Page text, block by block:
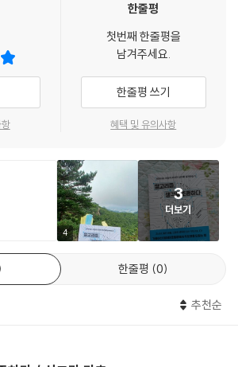
민법을 지지하도록 유도할 수 있다.
어디까지 조종할 수 있을까?」중에서
우리 자신의 반향실에 가둘 수 있다는 점에서 위
세상을 알아가는 방식을 바꿔놓는 진정한 게임
사상 최초로 우리는 우리 자신의 입장을 벗어나
에서 세계를 탐색할 수 있게 된다. 임의의 관점이
우리에게 유리하게 사용하는 방법」중에서
를 속여 잘못된 결론으로 비약하게 하는 두 가지
”라는 오류와 “나는 숨길 것이 없다”라는 오류
있다고 생각하기 때문이다(이에 대해서는 나
둘째, 프라이버시를 포기한다는 것은 단순히 혼
것 이상을 의미한다. 그것은 스스로 결정을 내리
. 철학자 카리사 벨리스Carissa Veliz는 그런 의
은 곳에 있는 심리적 욕구에 마음대로 접근하게
실을 적나라하게 보여준다.
을 ‘어떤 길을 다른 길보다 더 매력적으로 보이게
인간이 일일 평균 3만 5,000개의 결정을 내린다
우리를 뜻대로 유도하기 위해 나머지 3만 4,000
워버린다.(207쪽) 그 선택이 단지 무엇을 살지
자로 고를지, 돈을 어디에 투자할지, 누구에게 투
목소리를 높이는 이유다.
될 수 있다!”
치료하고 민주주의까지 확대하는 데이터 역설계
저자는 심리 타깃팅을 선한 목적으로 이용하면
다는 것을 증명하기 위해 저축률을 높이고 민주
저축률이 취약한 성격 유형을 가려냈다. 흔히
것과 달리 실제론 우호성이 높은 이들의 재무 상
자란 저자의 개인적 서사와 혁신적인 심리 타깃
낸다. 그 결과 알고리즘이 어떻게 우리의 정신세
, 우리가 어떻게 그 데이터 게임을 다시 설계하
진진하게 조망한다. 반드시 읽어야 한다!
저자)
리즘이 우리의 성격을 어떻게 예측하고, 행동을
이 왜 중요한지 보여준다. 재치 있고 쉽게 읽히며,
찰로 가득하다. 디지털 시대, 이 새로운 흐름의 잠
하게 해줄 것이다.
맞춤형 기술을 누리는 데 익숙해진 시대, 이 책
게 해독되고 수익으로 전환되는지 조명하며, 우리
한줄평
첫번째 한줄평을
남겨주세요.
한줄평 쓰기
혜택 및 유의사항
4
3
더보기
한줄평 0
추천순